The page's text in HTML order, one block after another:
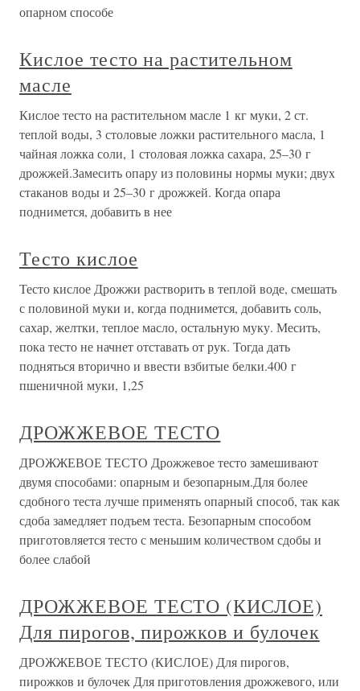
опарном способе
Кислое тесто на растительном
масле
Кислое тесто на растительном масле 1 кг муки, 2 ст.
теплой воды, 3 столовые ложки растительного масла, 1
чайная ложка соли, 1 столовая ложка сахара, 25–30 г
дрожжей.Замесить опару из половины нормы муки; двух
стаканов воды и 25–30 г дрожжей. Когда опара
поднимется, добавить в нее
Тесто кислое
Тесто кислое Дрожжи растворить в теплой воде, смешать
с половиной муки и, когда поднимется, добавить соль,
сахар, желтки, теплое масло, остальную муку. Месить,
пока тесто не начнет отставать от рук. Тогда дать
подняться вторично и ввести взбитые белки.400 г
пшеничной муки, 1,25
ДРОЖЖЕВОЕ ТЕСТО
ДРОЖЖЕВОЕ ТЕСТО Дрожжевое тесто замешивают
двумя способами: опарным и безопарным.Для более
сдобного теста лучше применять опарный способ, так как
сдоба замедляет подъем теста. Безопарным способом
приготовляется тесто с меньшим количеством сдобы и
более слабой
ДРОЖЖЕВОЕ ТЕСТО (КИСЛОЕ)
Для пирогов, пирожков и булочек
ДРОЖЖЕВОЕ ТЕСТО (КИСЛОЕ) Для пирогов,
пирожков и булочек Для приготовления дрожжевого, или